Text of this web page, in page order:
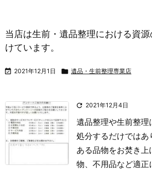
当店は生前・遺品整理における資
けています。
 2021年12月1日  遺品・生前整理専業店
 2021年12月4日
遺品整理や生前整理
処分するだけではあ
ある品物をお焚き
物、不用品など適正